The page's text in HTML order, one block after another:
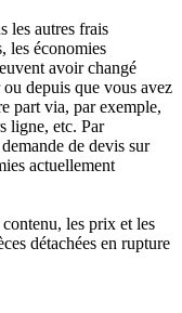
les autres frais
les économies
avoir changé
depuis que vous avez
part via, par exemple,
ligne, etc. Par
de devis sur
actuellement
contenu, les prix et les
détachées en rupture